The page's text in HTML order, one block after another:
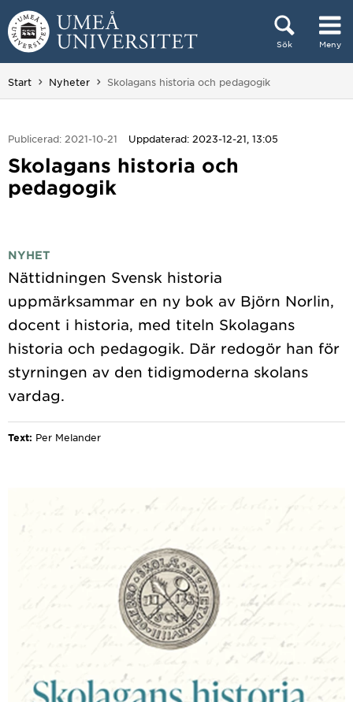
Hoppa direkt till innehållet
Sök Meny
Huvudmenyn dold.
Start Nyheter Du är här:
Skolagans historia och pedagogik
Publicerad: 2021-10-21 Uppdaterad: 2023-12-21, 13:05
Skolagans historia och
pedagogik
NYHET
Nättidningen Svensk historia
uppmärksammar en ny bok av Björn Norlin,
docent i historia, med titeln Skolagans
historia och pedagogik. Där redogör han för
styrningen av den tidigmoderna skolans
Text: Per Melander